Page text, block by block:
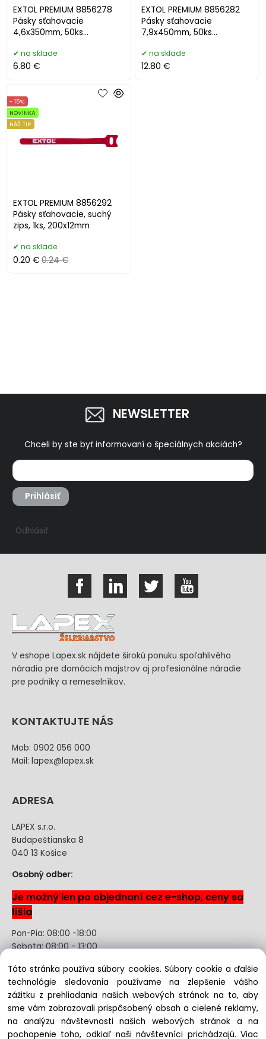
EXTOL PREMIUM 8856278
Pásky sťahovacie
4,6x350mm, 50ks
na sklade
6.80 €
EXTOL PREMIUM 8856282
Pásky sťahovacie
7,9x450mm, 50ks
na sklade
12.80 €
EXTOL PREMIUM 8856292
Pásky sťahovacie, suchý
zips, 1ks, 200x12mm
- 15%
NOVINKA
NÁŠ TIP
na sklade
0.20 € 0.24 €
NEWSLETTER
Chceli by ste byť informovaní o špeciálnych akciách?
Prihlásiť
Odhlásiť
V eshope Lapex.sk nájdete širokú ponuku spoľahlivého
náradia pre domácich majstrov aj profesionálne náradie
pre podniky a remeselníkov.
KONTAKTUJTE NÁS
Mob: 0902 056 000
Mail: lapex@lapex.sk
ADRESA
LAPEX s.r.o.
Budapeštianska 8
040 13 Košice
Osobný odber:
Je možný len po objednaní cez e-shop, ceny sa
líšia
Pon-Pia: 08:00 -18:00
Sobota: 08:00 - 13:00
Odstúpenie od kúpnej zmluvy uzavretej na diaľku bez
registrácie
Táto stránka používa súbory cookies. Súbory cookie a ďalšie
technológie sledovania používame na zlepšenie vášho
zážitku z prehliadania našich webových stránok na to, aby
sme vám zobrazovali prispôsobený obsah a cielené reklamy,
na analýzu návštevnosti našich webových stránok a na
pochopenie toho, odkiaľ naši návštevníci prichádzajú.Viac